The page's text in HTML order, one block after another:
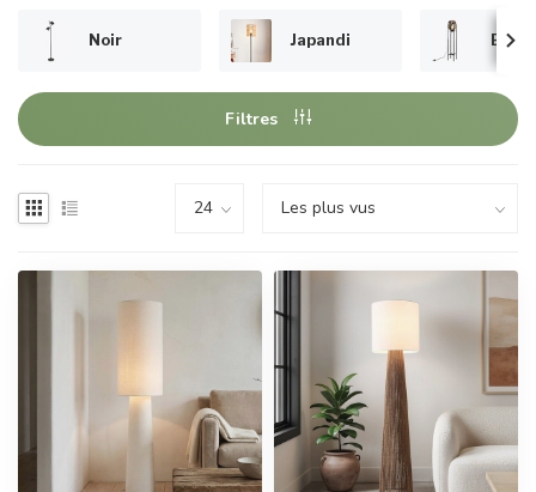
Noir Japandi En
Filtres